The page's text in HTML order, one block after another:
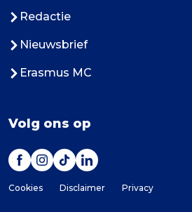
Redactie
Nieuwsbrief
Erasmus MC
Volg ons op
Cookies Disclaimer Privacy